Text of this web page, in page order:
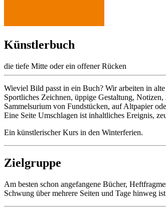
Künstlerbuch
die tiefe Mitte oder ein offener Rücken
Wieviel Bild passt in ein Buch? Wir arbeiten in
Sportliches Zeichnen, üppige Gestaltung,
Sammelsurium von Fundstücken, auf Altpapier
Eine Seite Umschlagen ist inhaltliches Ereignis,
Ein künstlerischer Kurs in den Winterferien.
Zielgruppe
Am besten schon angefangene Bücher,
Schwung über mehrere Seiten und Tage hinweg